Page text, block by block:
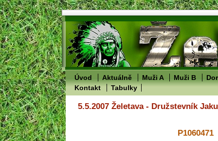
Úvod Aktuálně Muži A Muži B
Kontakt
Tabulky
5.5.2007 Želetava - Družstevník
P1060471